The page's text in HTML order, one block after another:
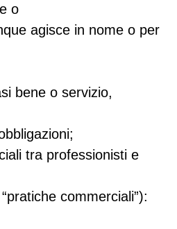
o
agisce in nome o per
bene o servizio,
tra professionisti e
commerciali”):